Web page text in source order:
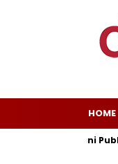
HOME
Melayani